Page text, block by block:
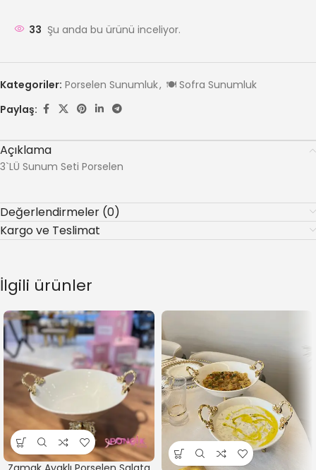
33 Şu anda bu ürünü inceliyor.
Kategoriler: Porselen Sunumluk, 🍽️ Sofra Sunumluk
Paylaş:
Açıklama
3`LÜ Sunum Seti Porselen
Değerlendirmeler (0)
Kargo ve Teslimat
İlgili ürünler